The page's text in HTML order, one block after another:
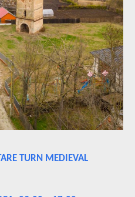
TURN MEDIEVAL